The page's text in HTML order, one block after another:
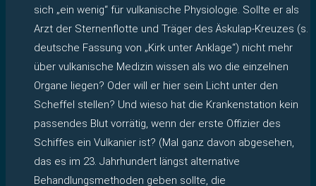
sich „ein wenig“ für vulkanische Physiologie. Sollte er als
Arzt der Sternenflotte und Träger des Äskulap-Kreuzes (s.
deutsche Fassung von „Kirk unter Anklage“) nicht mehr
über vulkanische Medizin wissen als wo die einzelnen
Organe liegen? Oder will er hier sein Licht unter den
Scheffel stellen? Und wieso hat die Krankenstation kein
passendes Blut vorrätig, wenn der erste Offizier des
Schiffes ein Vulkanier ist? (Mal ganz davon abgesehen,
das es im 23. Jahrhundert längst alternative
Behandlungsmethoden geben sollte, die